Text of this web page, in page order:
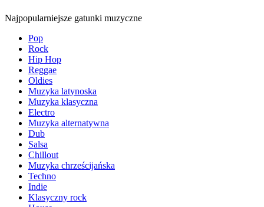
Najpopularniejsze gatunki muzyczne
Pop
Rock
Hip Hop
Reggae
Oldies
Muzyka latynoska
Muzyka klasyczna
Electro
Muzyka alternatywna
Dub
Salsa
Chillout
Muzyka chrześcijańska
Techno
Indie
Klasyczny rock